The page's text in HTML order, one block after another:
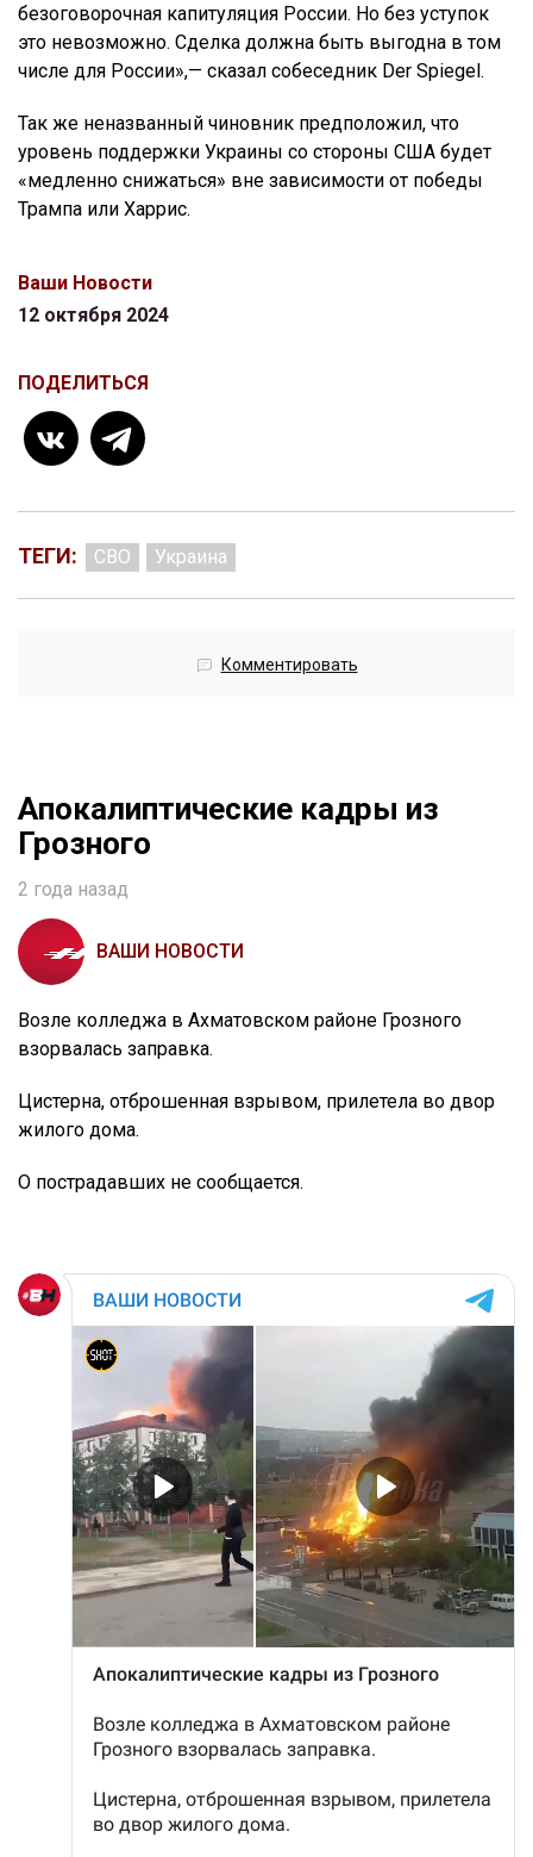
безоговорочная капитуляция России. Но без уступок
это невозможно. Сделка должна быть выгодна в том
числе для России»,— сказал собеседник Der Spiegel.
Так же неназванный чиновник предположил, что
уровень поддержки Украины со стороны США будет
«медленно снижаться» вне зависимости от победы
Трампа или Харрис.
Ваши Новости
12 октября 2024
ПОДЕЛИТЬСЯ
ТЕГИ: СВО Украина
Комментировать
Апокалиптические кадры из
Грозного
2 года назад
ВАШИ НОВОСТИ
Возле колледжа в Ахматовском районе Грозного
взорвалась заправка.
Цистерна, отброшенная взрывом, прилетела во двор
жилого дома.
О пострадавших не сообщается.